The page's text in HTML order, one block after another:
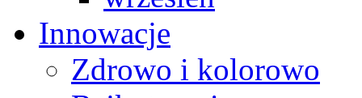
Innowacje
Zdrowo i kolorowo